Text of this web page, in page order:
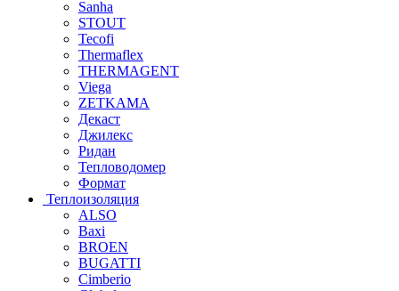
Sanha
STOUT
Tecofi
Thermaflex
THERMAGENT
Viega
ZETKAMA
Декаст
Джилекс
Ридан
Тепловодомер
Формат
Теплоизоляция
ALSO
Baxi
BROEN
BUGATTI
Cimberio